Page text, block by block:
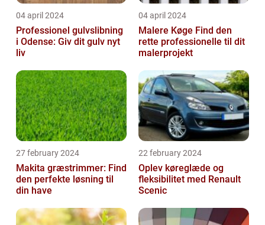
04 april 2024
Professionel gulvslibning
i Odense: Giv dit gulv nyt
liv
04 april 2024
Malere Køge Find den
rette professionelle til dit
malerprojekt
27 february 2024
Makita græstrimmer: Find
den perfekte løsning til
din have
22 february 2024
Oplev køreglæde og
fleksibilitet med Renault
Scenic